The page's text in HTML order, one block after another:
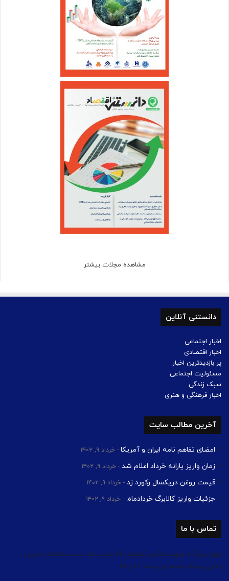
مشاهده مجلات بیشتر
دانستنی آنلاین
اخبار اجتماعی
اخبار اقتصادی
پر بازدیدترین اخبار
مسئولیت اجتماعی
سبک زندگی
اخبار فرهنگی و هنری
آخرین مطالب سایت
امضای تفاهم نامه ایران و آمریکا خرداد ۹, ۱۴۰۲
زمان واریز یارانه خرداد اعلام شد خرداد ۹, ۱۴۰۲
قیمت روغن دریکسال رکورد زد خرداد ۹, ۱۴۰۲
جزئیات واریز کالابرگ خردادماه: خرداد ۹, ۱۴۰۲
تماس با ما
تهران،بزرگراه شهید لشگری،کیلومتر 14،جنب بانک ملت،ساختمان اداری و
تجاری چیتگر،طبقه اول، واحد 13 و 14